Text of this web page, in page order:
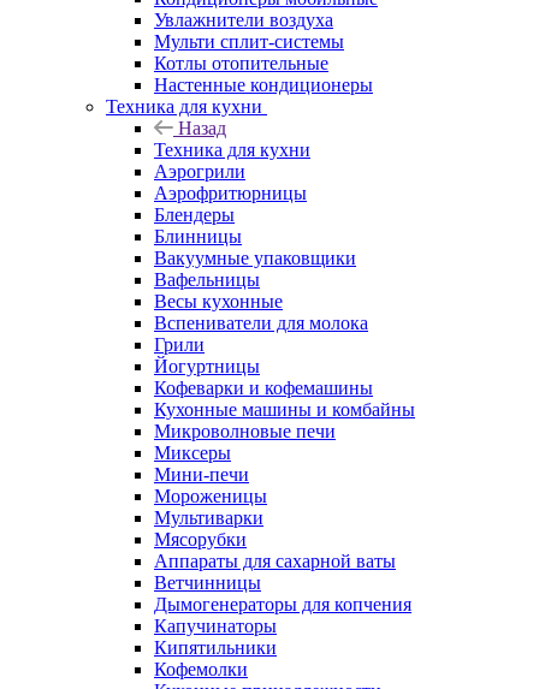
Увлажнители воздуха
Мульти сплит-системы
Котлы отопительные
Настенные кондиционеры
Техника для кухни
Назад
Техника для кухни
Аэрогрили
Аэрофритюрницы
Блендеры
Блинницы
Вакуумные упаковщики
Вафельницы
Весы кухонные
Вспениватели для молока
Грили
Йогуртницы
Кофеварки и кофемашины
Кухонные машины и комбайны
Микроволновые печи
Миксеры
Мини-печи
Мороженицы
Мультиварки
Мясорубки
Аппараты для сахарной ваты
Ветчинницы
Дымогенераторы для копчения
Капучинаторы
Кипятильники
Кофемолки